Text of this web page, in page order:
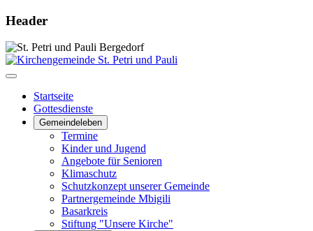
Header
Startseite
Gottesdienste
Gemeindeleben
Termine
Kinder und Jugend
Angebote für Senioren
Klimaschutz
Schutzkonzept unserer Gemeinde
Partnergemeinde Mbigili
Basarkreis
Stiftung "Unsere Kirche"